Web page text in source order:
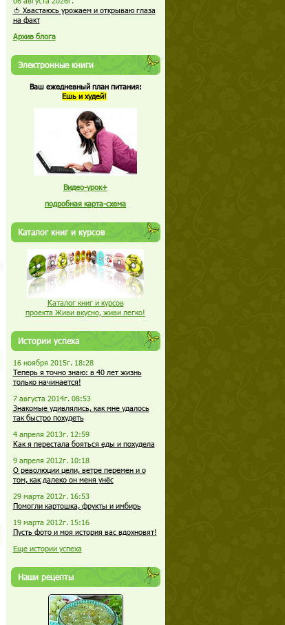
🍅 Хвастаюсь урожаем и открываю глаза
на факт
Архив блога
Электронные книги
Ваш ежедневный план питания:
Ешь и худей!
Видео-урок+
подробная карта-схема
Каталог книг и курсов
Каталог книг и курсов
проекта Живи вкусно, живи легко!
Истории успеха
16 ноября 2015г. 18:28
Теперь я точно знаю: в 40 лет жизнь
только начинается!
7 августа 2014г. 08:53
Знакомые удивлялись, как мне удалось
так быстро похудеть
4 апреля 2013г. 12:59
Как я перестала бояться еды и похудела
9 апреля 2012г. 10:18
О революции цели, ветре перемен и о
том, как далеко он меня унёс
29 марта 2012г. 16:53
Помогли картошка, фрукты и имбирь
19 марта 2012г. 15:16
Пусть фото и моя история вас вдохновят!
Еще истории успеха
Наши рецепты